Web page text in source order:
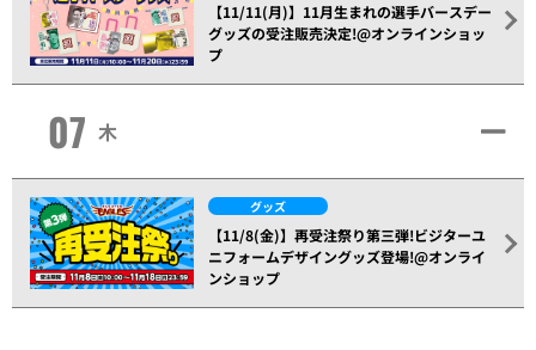
【11/11(月)】11月生まれの選手バースデー
グッズの受注販売決定!@オンラインショッ
プ
07 木
グッズ
【11/8(金)】再受注祭り第三弾!ビジターユ
ニフォームデザイングッズ登場!@オンライ
ンショップ